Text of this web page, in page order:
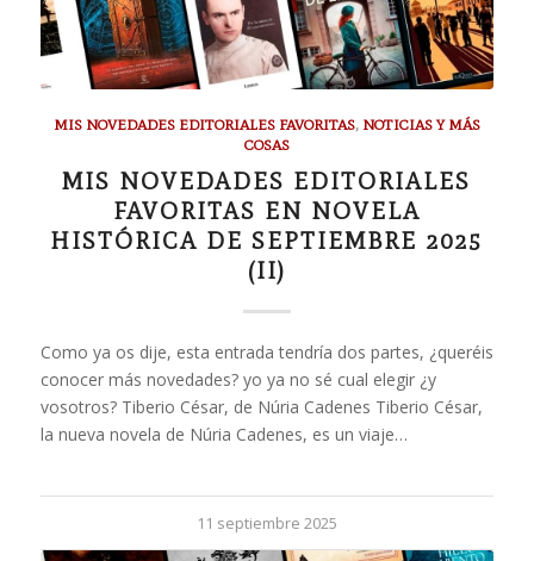
MIS NOVEDADES EDITORIALES FAVORITAS, NOTICIAS Y MÁS
COSAS
MIS NOVEDADES EDITORIALES
FAVORITAS EN NOVELA
HISTÓRICA DE SEPTIEMBRE 2025
(II)
Como ya os dije, esta entrada tendría dos partes, ¿queréis
conocer más novedades? yo ya no sé cual elegir ¿y
vosotros? Tiberio César, de Núria Cadenes Tiberio César,
la nueva novela de Núria Cadenes, es un viaje…
11 septiembre 2025